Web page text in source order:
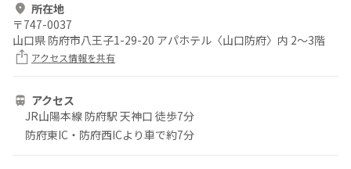
所在地
〒747-0037
山口県 防府市八王子1-29-20 アパホテル〈山口防府〉内 2～3階
アクセス情報を共有
アクセス
JR山陽本線 防府駅 天神口 徒歩7分
防府東IC・防府西ICより車で約7分